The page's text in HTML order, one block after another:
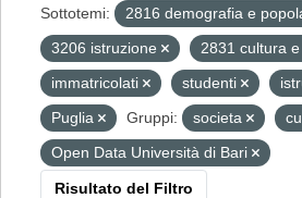
Sottotemi:
2816 demografia e
3206 istruzione
2831 cultura
immatricolati
studenti
Puglia
Gruppi: societa
Open Data Università di Bari
Risultato del Filtro